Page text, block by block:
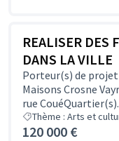
REALISER DES
DANS LA VILLE
Porteur(s) de projet
Maisons Crosne
rue
Thème : Arts et
120 000 €